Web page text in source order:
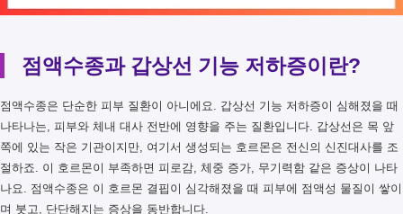
점액수종과 갑상선 기능 저하증이란?
점액수종은 단순한 피부 질환이 아니에요. 갑상선 기능 저하증이 심해졌을 때
나타나는, 피부와 체내 대사 전반에 영향을 주는 질환입니다. 갑상선은 목 앞
쪽에 있는 작은 기관이지만, 여기서 생성되는 호르몬은 전신의 신진대사를 조
절하죠. 이 호르몬이 부족하면 피로감, 체중 증가, 무기력함 같은 증상이 나타
나요. 점액수종은 이 호르몬 결핍이 심각해졌을 때 피부에 점액성 물질이 쌓이
며 붓고, 단단해지는 증상을 동반합니다.